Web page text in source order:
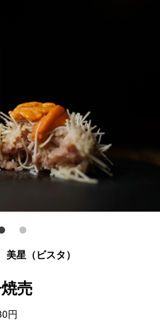
星（ビスタ）
売
円